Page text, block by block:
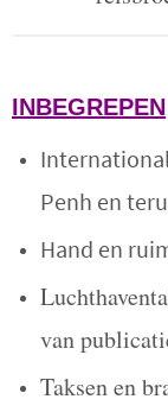
INBEGREPEN
Penh en
Hand en
van
Taksen en